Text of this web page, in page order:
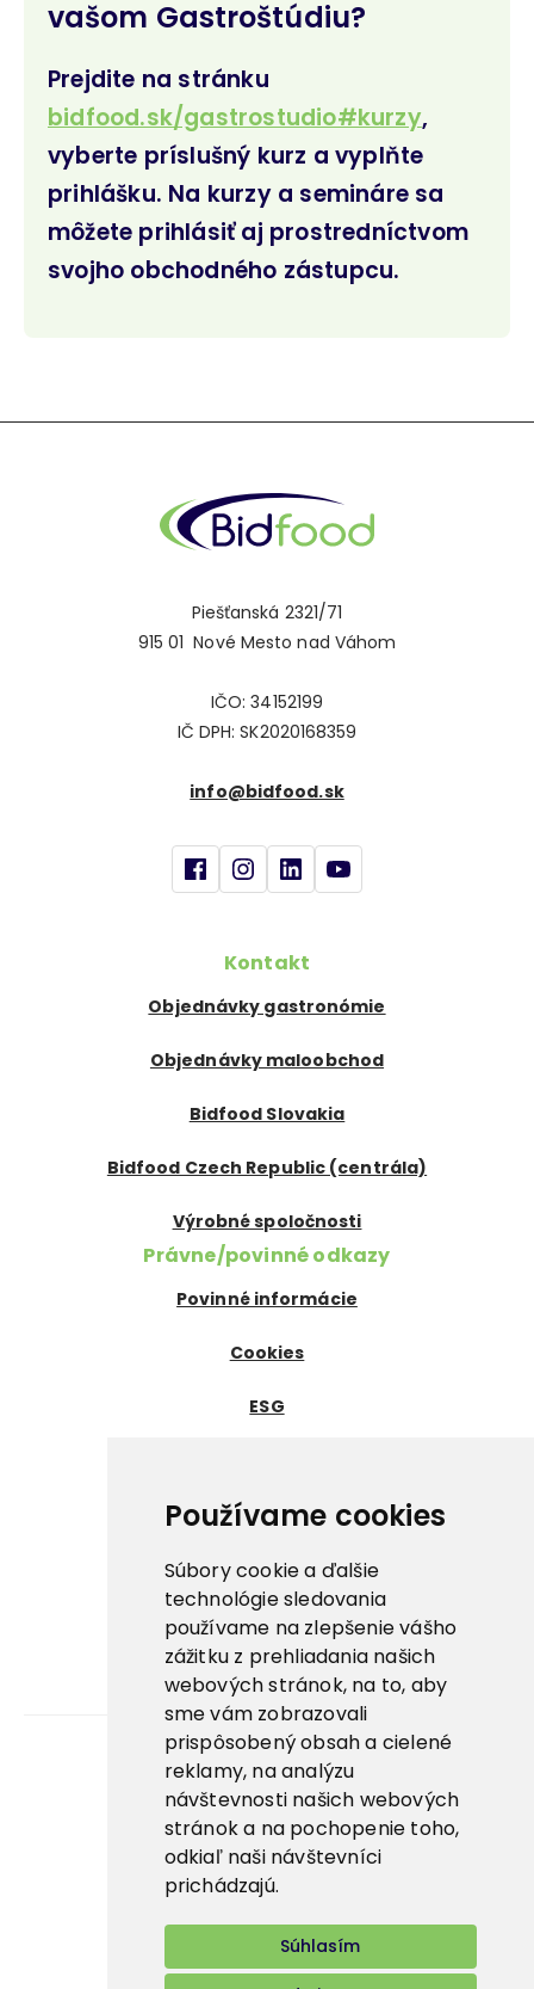
Používame cookies
Súbory cookie a ďalšie
technológie sledovania
používame na zlepšenie vášho
zážitku z prehliadania našich
webových stránok, na to, aby
sme vám zobrazovali
prispôsobený obsah a cielené
reklamy, na analýzu
návštevnosti našich webových
stránok a na pochopenie toho,
odkiaľ naši návštevníci
prichádzajú.
Súhlasím
vašom Gastroštúdiu?
Prejdite na stránku
bidfood.sk/gastrostudio#kurzy,
vyberte príslušný kurz a vyplňte
prihlášku. Na kurzy a semináre sa
môžete prihlásiť aj prostredníctvom
svojho obchodného zástupcu.
Piešťanská 2321/71
915 01 Nové Mesto nad Váhom
IČO: 34152199
IČ DPH: SK2020168359
info@bidfood.sk
Kontakt
Objednávky gastronómie
Objednávky maloobchod
Bidfood Slovakia
Bidfood Czech Republic (centrála)
Výrobné spoločnosti
Právne/povinné odkazy
Povinné informácie
Cookies
ESG
Dôležité odkazy
Prima zmrzlina ↗
Pegas Premium ↗
La Panna ↗
Kariéra
Aplikácie
E-shop